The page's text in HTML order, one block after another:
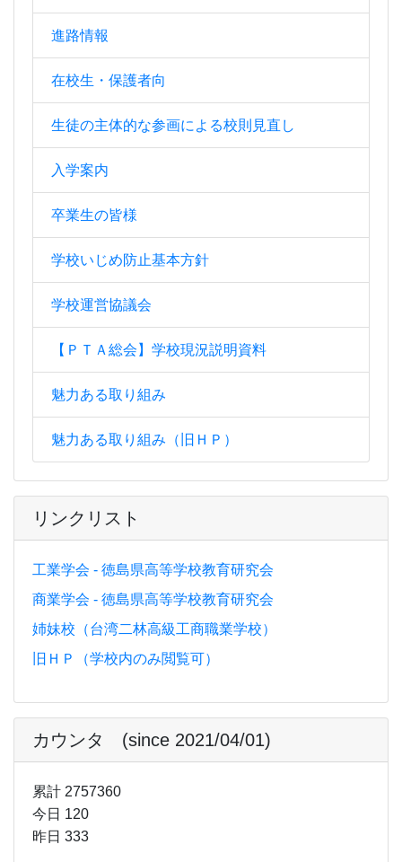
進路情報
在校生・保護者向
生徒の主体的な参画による校則見直し
入学案内
卒業生の皆様
学校いじめ防止基本方針
学校運営協議会
【ＰＴＡ総会】学校現況説明資料
魅力ある取り組み
魅力ある取り組み（旧ＨＰ）
リンクリスト
工業学会 - 徳島県高等学校教育研究会
商業学会 - 徳島県高等学校教育研究会
姉妹校（台湾二林高級工商職業学校）
旧ＨＰ（学校内のみ閲覧可）
カウンタ (since 2021/04/01)
累計 2757360
今日 120
昨日 333